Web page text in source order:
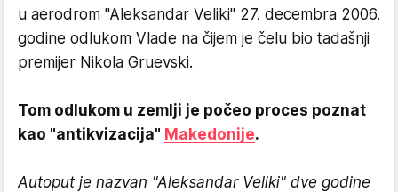
u aerodrom "Aleksandar Veliki" 27. decembra 2006.
godine odlukom Vlade na čijem je čelu bio tadašnji
premijer Nikola Gruevski.
Tom odlukom u zemlji je počeo proces poznat
kao "antikvizacija" Makedonije.
Autoput je nazvan "Aleksandar Veliki" dve godine